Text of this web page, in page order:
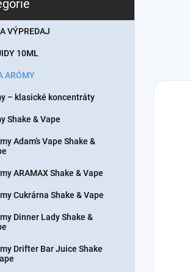
VÝPREDAJ
10ML
ARÓMY
– klasické koncentráty
Shake & Vape
Adam’s Vape Shake &
ARAMAX Shake & Vape
Cukrárna Shake & Vape
Dinner Lady Shake &
Drifter Bar Juice Shake